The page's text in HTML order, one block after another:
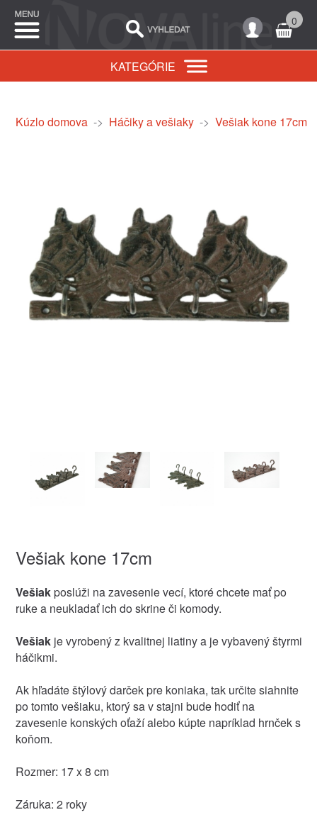
0
KATEGÓRIE
Kúzlo domova-> Háčiky a vešiaky-> Vešiak kone 17cm
Vešiak kone 17cm
Vešiakposlúži na zavesenie vecí, ktoré chcete mať po
ruke a neukladať ich do skrine či komody.
Vešiakje vyrobený z kvalitnej liatiny a je vybavený štyrmi
háčikmi.
Ak hľadáte štýlový darček pre koniaka, tak určite siahnite
po tomto vešiaku, ktorý sa v stajni bude hodiť na
zavesenie konských oťaží alebo kúpte napríklad hrnček s
koňom.
Rozmer: 17 x 8 cm
Záruka: 2 roky